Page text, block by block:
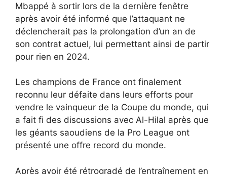
Mbappé à sortir lors de la dernière fenêtre
après avoir été informé que l’attaquant ne
déclencherait pas la prolongation d’un an de
son contrat actuel, lui permettant ainsi de partir
pour rien en 2024.
Les champions de France ont finalement
reconnu leur défaite dans leurs efforts pour
vendre le vainqueur de la Coupe du monde, qui
a fait fi des discussions avec Al-Hilal après que
les géants saoudiens de la Pro League ont
présenté une offre record du monde.
Après avoir été rétrogradé de l’entraînement en